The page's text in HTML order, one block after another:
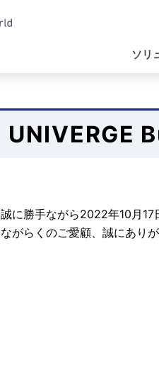
ゲ
ー
シ
ソリ
UNIVERGE
誠に勝手ながら2022年10月17
ながらくのご愛顧、誠にあり